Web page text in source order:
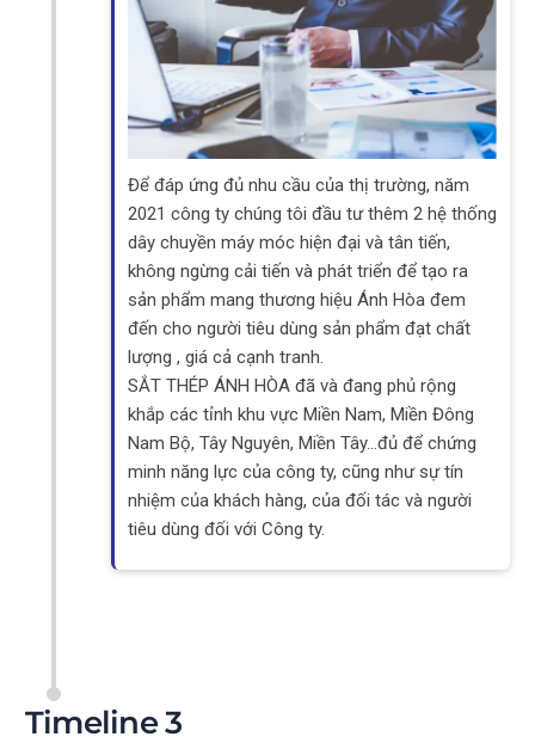
Để đáp ứng đủ nhu cầu của thị trường, năm
2021 công ty chúng tôi đầu tư thêm 2 hệ thống
dây chuyền máy móc hiện đại và tân tiến,
không ngừng cải tiến và phát triển để tạo ra
sản phẩm mang thương hiệu Ánh Hòa đem
đến cho người tiêu dùng sản phẩm đạt chất
lượng , giá cả cạnh tranh.
SẮT THÉP ÁNH HÒA đã và đang phủ rộng
khắp các tỉnh khu vực Miền Nam, Miền Đông
Nam Bộ, Tây Nguyên, Miền Tây…đủ để chứng
minh năng lực của công ty, cũng như sự tín
nhiệm của khách hàng, của đối tác và người
tiêu dùng đối với Công ty.
Timeline 3